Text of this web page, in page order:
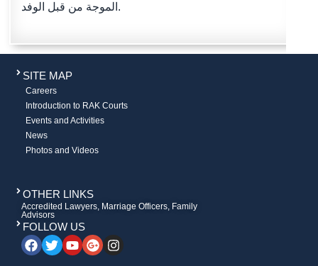
الموجة من قبل الوفد.
SITE MAP
Careers
Introduction to RAK Courts
Events and Activities
News
Photos and Videos
OTHER LINKS
Accredited Lawyers, Marriage Officers, Family
Advisors
FOLLOW US